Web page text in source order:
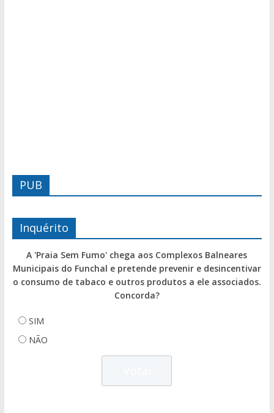
PUB
Inquérito
A 'Praia Sem Fumo' chega aos Complexos Balneares
Municipais do Funchal e pretende prevenir e desincentivar
o consumo de tabaco e outros produtos a ele associados.
Concorda?
SIM
NÃO